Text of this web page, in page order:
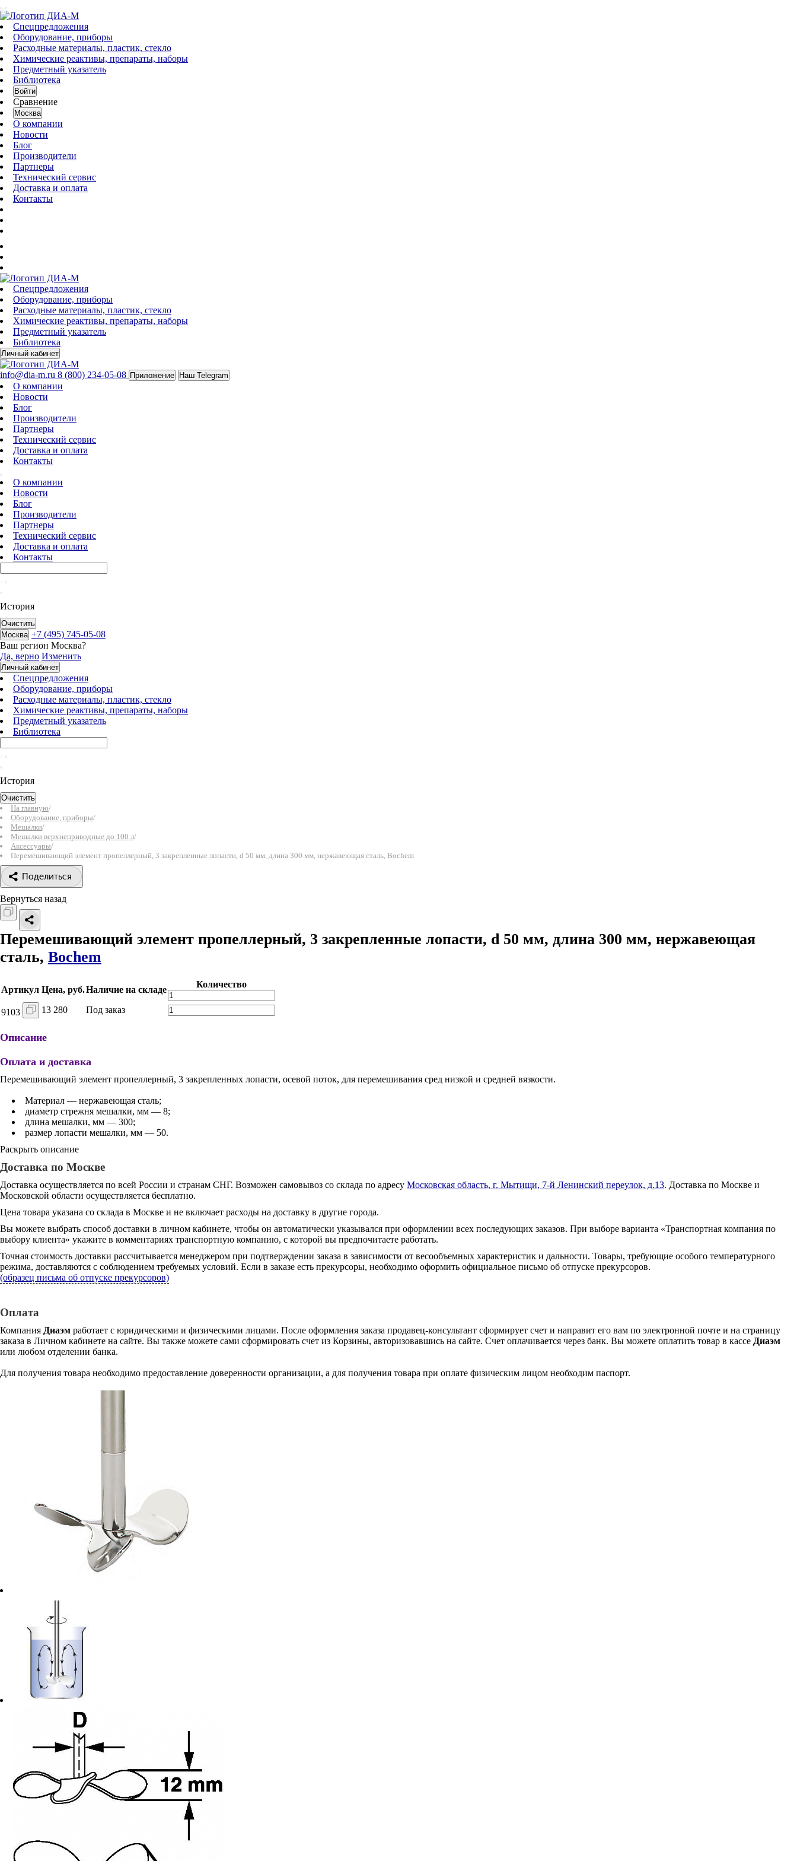
Спецпредложения
Оборудование, приборы
Расходные материалы, пластик, стекло
Химические реактивы, препараты, наборы
Предметный указатель
Библиотека
Войти
Сравнение
Москва
О компании
Новости
Блог
Производители
Партнеры
Технический сервис
Доставка и оплата
Контакты
Спецпредложения
Оборудование, приборы
Расходные материалы, пластик, стекло
Химические реактивы, препараты, наборы
Предметный указатель
Библиотека
Личный кабинет
info@dia-m.ru 8 (800) 234-05-08 Приложение Наш Telegram
О компании
Новости
Блог
Производители
Партнеры
Технический сервис
Доставка и оплата
Контакты
О компании
Новости
Блог
Производители
Партнеры
Технический сервис
Доставка и оплата
Контакты
История
Очистить
Москва +7 (495) 745-05-08
Ваш регион Москва?
Да, верно Изменить
Личный кабинет
Спецпредложения
Оборудование, приборы
Расходные материалы, пластик, стекло
Химические реактивы, препараты, наборы
Предметный указатель
Библиотека
История
Очистить
На главную/
Оборудование, приборы/
Мешалки/
Мешалки верхнеприводные до 100 л/
Аксессуары/
Перемешивающий элемент пропеллерный, 3 закрепленные лопасти, d 50 мм, длина 300 мм, нержавеющая сталь, Bochem
Поделиться
Вернуться назад
Перемешивающий элемент пропеллерный, 3 закрепленные лопасти, d 50 мм, длина 300 мм, нержавеющая
сталь, Bochem
Артикул Цена, руб.Наличие на складе
Количество
9103 13 280 Под заказ
Описание
Оплата и доставка
Перемешивающий элемент пропеллерный, 3 закрепленных лопасти, осевой поток, для перемешивания сред низкой и средней вязкости.
Материал — нержавеющая сталь;
диаметр стрежня мешалки, мм — 8;
длина мешалки, мм — 300;
размер лопасти мешалки, мм — 50.
Раскрыть описание
Доставка по Москве
Доставка осуществляется по всей России и странам СНГ. Возможен самовывоз со склада по адресу Московская область, г. Мытищи, 7-й Ленинский переулок, д.13. Доставка по Москве и
Московской области осуществляется бесплатно.
Цена товара указана со склада в Москве и не включает расходы на доставку в другие города.
Вы можете выбрать способ доставки в личном кабинете, чтобы он автоматически указывался при оформлении всех последующих заказов. При выборе варианта «Транспортная компания по
выбору клиента» укажите в комментариях транспортную компанию, с которой вы предпочитаете работать.
Точная стоимость доставки рассчитывается менеджером при подтверждении заказа в зависимости от весообъемных характеристик и дальности. Товары, требующие особого температурного
режима, доставляются с соблюдением требуемых условий. Если в заказе есть прекурсоры, необходимо оформить официальное письмо об отпуске прекурсоров.
(образец письма об отпуске прекурсоров)
Оплата
Компания Диаэм работает с юридическими и физическими лицами. После оформления заказа продавец-консультант сформирует счет и направит его вам по электронной почте и на страницу
заказа в Личном кабинете на сайте. Вы также можете сами сформировать счет из Корзины, авторизовавшись на сайте. Счет оплачивается через банк. Вы можете оплатить товар в кассе Диаэм
или любом отделении банка.
Для получения товара необходимо предоставление доверенности организации, а для получения товара при оплате физическим лицом необходим паспорт.